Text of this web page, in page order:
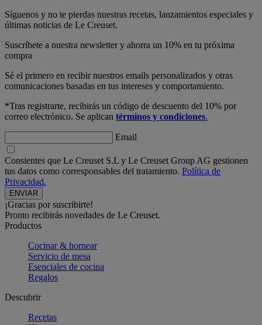
Síguenos y no te pierdas nuestras recetas, lanzamientos especiales y
últimas noticias de Le Creuset.
Suscríbete a nuestra newsletter y ahorra un 10% en tu próxima
compra
Sé el primero en recibir nuestros emails personalizados y otras
comunicaciones basadas en tus intereses y comportamiento.
*Tras registrarte, recibirás un código de descuento del 10% por
correo electrónico. Se aplican términos y condiciones.
Email
Consientes que Le Creuset S.L y Le Creuset Group AG gestionen
tus datos como corresponsables del tratamiento. Política de
Privacidad.
¡Gracias por suscribirte!
Pronto recibirás novedades de Le Creuset.
Productos
Cocinar & hornear
Servicio de mesa
Esenciales de cocina
Regalos
Descubrir
Recetas